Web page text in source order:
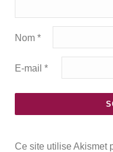
Nom *
E-mail *
Ce site utilise Akismet